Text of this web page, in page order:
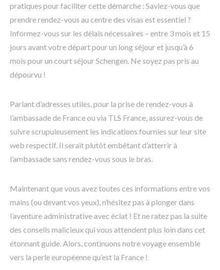
pratiques pour faciliter cette démarche : Saviez-vous que
prendre rendez-vous au centre des visas est essentiel ?
Informez-vous sur les délais nécessaires – entre 3 mois et 15
jours avant votre départ pour un long séjour et jusqu’à 6
mois pour un court séjour Schengen. Ne soyez pas pris au
dépourvu !
Parlant d’adresses utiles, pour la prise de rendez-vous à
l’ambassade de France ou via TLS France, assurez-vous de
suivre scrupuleusement les indications fournies sur leur site
web respectif. Il serait plutôt embêtant d’atterrir à
l’ambassade sans rendez-vous sous le bras.
Maintenant que vous avez toutes ces informations entre vos
mains (ou devant vos yeux), n’hésitez pas à plonger dans
l’aventure administrative avec éclat ! Et ne ratez pas la suite
des conseils malicieux qui vous attendent plus loin dans cet
étonnant guide. Alors, continuons notre voyage ensemble
vers la perle européenne qu’est la France !